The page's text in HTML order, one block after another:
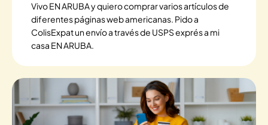
Vivo EN ARUBA y quiero comprar varios artículos de
diferentes páginas web americanas. Pido a
ColisExpat un envío a través de USPS exprés a mi
casa EN ARUBA.